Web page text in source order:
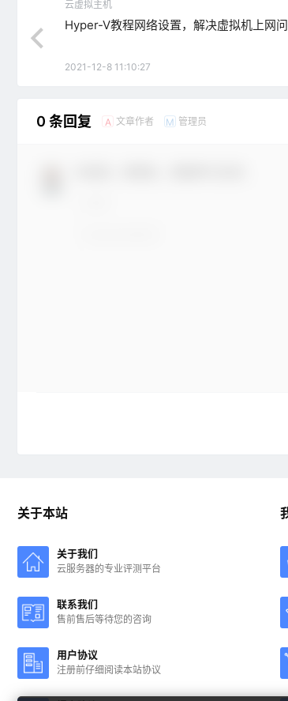
云虚拟主机
Hyper-V教程网络设置，解决虚拟机上网
2021-12-8 11:10:27
0 条回复 A 文章作者 M 管理员
关于本站
关于我们
云服务器的专业评测平台
联系我们
售前售后等待您的咨询
用户协议
注册前仔细阅读本站协议